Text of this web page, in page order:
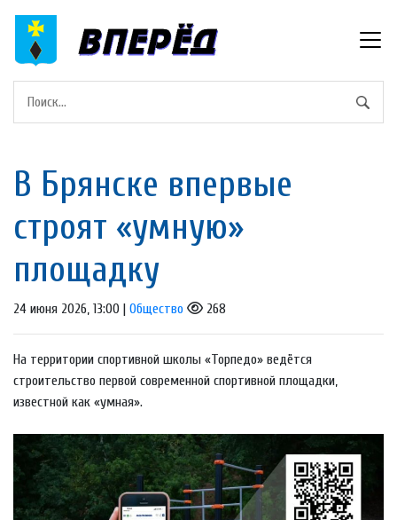
В Брянске впервые
строят «умную»
площадку
24 июня 2026, 13:00 | Общество 268
На территории спортивной школы «Торпедо» ведётся
строительство первой современной спортивной площадки,
известной как «умная».